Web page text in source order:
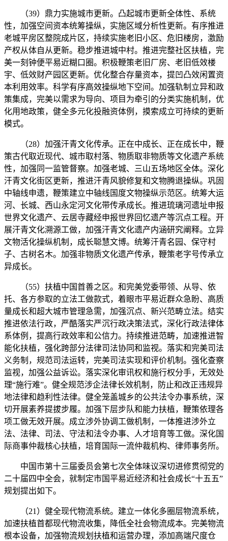
（39）鼎力实施城市更新。凸起城市更新全体性、系统
性，加强空间资本统筹操纵，实施区域分析性更新。有序推进
老城平房区整院成片区，持续实施老旧小区、危旧楼房，激励
产权从体自从更新。稳步推进城中村。推进完整社区扶植，完
美一刻钟便平易近糊口圈。积极鞭策老旧厂房、老旧低效楼
宇、低效财产园区更新。优化整合存量资本，提凹凸效闲置资
本利用效率。科学有序高效操纵地下空间。加强轨制立异和政
策集成，完美以需求为导向、项目为牵引的分类实施机制，优
化用地政策，健全多元化投融资体例，摸索成立可持续的更新
模式。
（28）加强汗青文化传承。正在中成长、正在成长中，鞭
策古代取近现代、城市取村落、物质取非物质等文化遗产系统
性，加强同一监管督察。加强老城、三山五场地区全体。深化
汗青文化街区更新，推进汗青风貌修复和文物腾退操纵。巩固
中轴线申遗，鞭策建立中轴线国度文物操纵示范区。统筹大运
河、长城、西山永定河文化带传承成长。推进琉璃河遗址申报
世界文化遗产、云居寺藏经申报世界回忆遗产等沉点工程。开
展汗青文化溯源工做，加强汗青文化遗产内涵研究阐释。立异
文物活化操纵机制，成长聪慧文博。统筹汗青名园、保守村
子、古树名木。加强非物质文化遗产传承，鞭策老字号传承立
异成长。
（55）扶植中国首善之区。和完美党委带领、从导、依
托、各方参取的立法工做款式，着眼市平易近群众急盼、高质
量成长和超大城市管理急需，加强沉点、新兴范畴立法。结实
推进依法行政，严酷落实严沉行政决策法式，深化行政法律体
系体例，提高行政效率和公信力。持续推进范畴，加速推进智
能化扶植，强化跨部分法律司法协同和监视。落实和完美司法
义务制，规范司法运转，完美司法实现和评价机制。强化查察
监视，加强公益诉讼。落实深化审讯权和施行权分手，无效处
理“施行难”。健全规范涉企法律长效机制，防止和改正违规异
地法律和趋利性法律。健全笼盖城乡的公共法令办事系统，深
切开展素养提拔步履。加强下层步队和能力扶植，鞭策依理各
项工做无效开展。成立涉外协调工做机制，一体推进涉外立
法、法律、司法、守法和法令办事、人才培育等工做。深化国
际商事仲裁核心扶植，培育国际一流仲裁机构、律师事务所。
中国市第十三届委员会第七次全体味议深切进修贯彻党的
二十届四中全会，就制定市国平易近经济和社会成长“十五五”
规划提出如下。
（21）健全现代物流系统。建立一体化多圈层物流系统，
加速扶植首都现代物流收集，降低全社会物流成本。完美物流
根本设备，加强物流规划扶植和运营办理，添加高端尺度仓